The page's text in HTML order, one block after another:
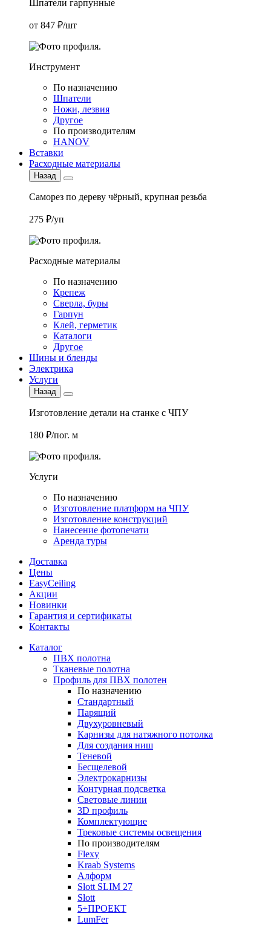
Шпатели гарпунные
от 847 ₽/шт
Инструмент
По назначению
Шпатели
Ножи, лезвия
Другое
По производителям
HANOV
Вставки
Расходные материалы
Назад
Саморез по дереву чёрный, крупная резьба
275 ₽/уп
Расходные материалы
По назначению
Крепеж
Сверла, буры
Гарпун
Клей, герметик
Каталоги
Другое
Шины и бленды
Электрика
Услуги
Назад
Изготовление детали на станке с ЧПУ
180 ₽/пог. м
Услуги
По назначению
Изготовление платформ на ЧПУ
Изготовление конструкций
Нанесение фотопечати
Аренда туры
Доставка
Цены
EasyCeiling
Акции
Новинки
Гарантия и сертификаты
Контакты
Каталог
ПВХ полотна
Тканевые полотна
Профиль для ПВХ полотен
По назначению
Стандартный
Парящий
Двухуровневый
Карнизы для натяжного потолка
Для создания ниш
Теневой
Бесщелевой
Электрокарнизы
Контурная подсветка
Световые линии
3D профиль
Комплектующие
Трековые системы освещения
По производителям
Flexy
Kraab Systems
Алформ
Slott SLIM 27
Slott
5+ПРОЕКТ
LumFer